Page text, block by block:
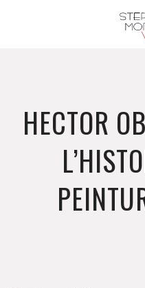
HECTOR